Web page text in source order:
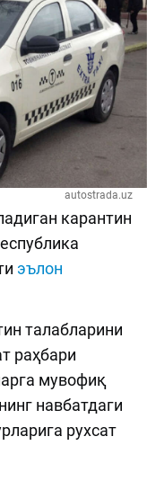
autostrada.uz
карантин
эълон
талабларини
раҳбари
мувофиқ
навбатдаги
рухсат